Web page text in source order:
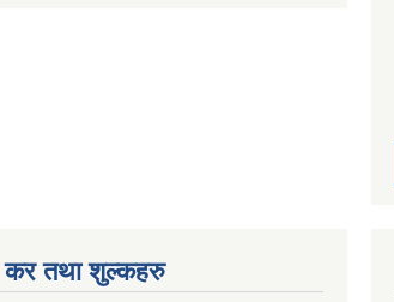
कर तथा शुल्कहरु